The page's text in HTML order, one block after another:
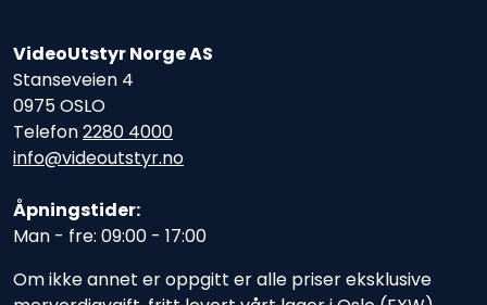
VideoUtstyr Norge AS
Stanseveien 4
0975 OSLO
Telefon2280 4000
info@videoutstyr.no
Åpningstider:
Man - fre: 09:00 - 17:00
Om ikke annet er oppgitt er alle priser eksklusive